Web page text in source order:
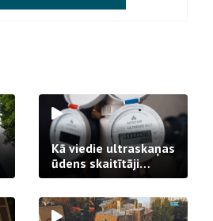
Kā viedie ultraskaņas
ūdens skaitītāji
strādā praksē